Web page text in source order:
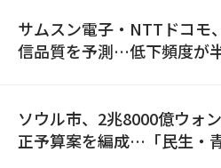
サムスン電子・NTTドコモ
信品質を予測…低下頻度が
ソウル市、2兆8000億ウォ
正予算案を編成…「民生・